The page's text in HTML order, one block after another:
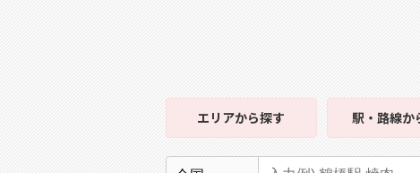
エリアから探す 駅・路線か